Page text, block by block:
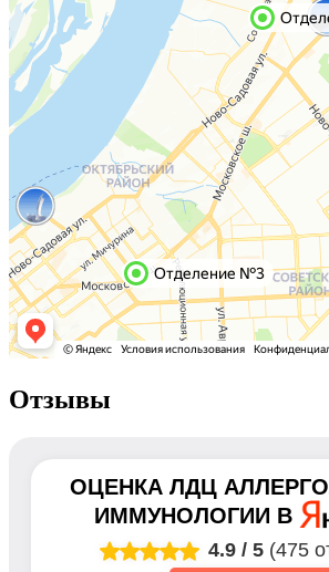
Отзывы
ОЦЕНКА ЛДЦ
ИММУНОЛОГИИ В
4.9 / 5 (475